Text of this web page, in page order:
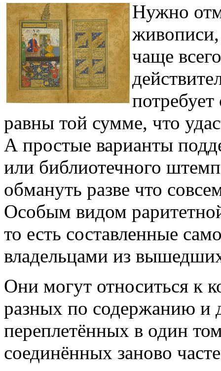
Нужно
чаще
равны той сумме, что
А простые варианты
или библиотечного
обмануть разве что
Особым видом
то есть составленные
владельцами из
Они могут относиться к
разных по содержанию и
переплетённых в один
соединённых заново